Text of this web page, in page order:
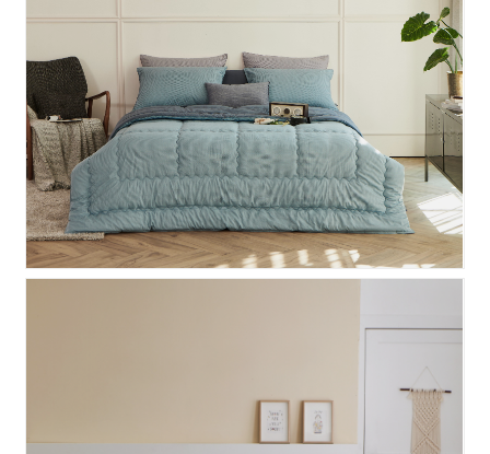
댄디 영국산 양모 차렵이불